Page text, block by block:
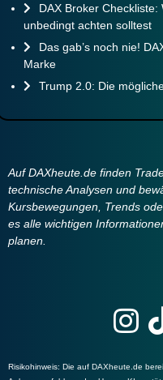
DAX Broker
unbedingt achten solltest
Das gab’s noch nie!
Marke
Trump 2.0: Die
Auf DAXheute.de finden
technische Analysen und
Kursbewegungen, Trends
es alle wichtigen
planen.
Risikohinweis: Die auf DAXheute.de